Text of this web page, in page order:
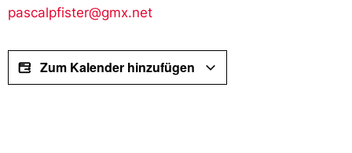
pascalpfister@gmx.net
Zum Kalender hinzufügen